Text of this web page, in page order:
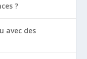
?
avec des